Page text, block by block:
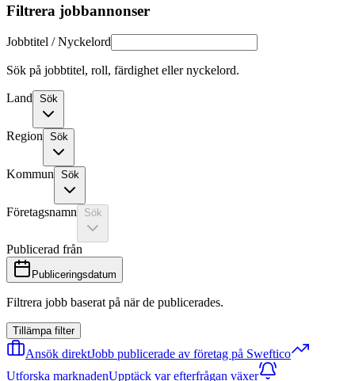
Filtrera jobbannonser
Jobbtitel / Nyckelord
Sök på jobbtitel, roll, färdighet eller nyckelord.
Land Sök
Region Sök
Kommun Sök
Företagsnamn Sök
Publicerad från
Publiceringsdatum
Filtrera jobb baserat på när de publicerades.
Tillämpa filter
Ansök direktJobb publicerade av företag på Sweftico
Utforska marknadenUpptäck var efterfrågan växer